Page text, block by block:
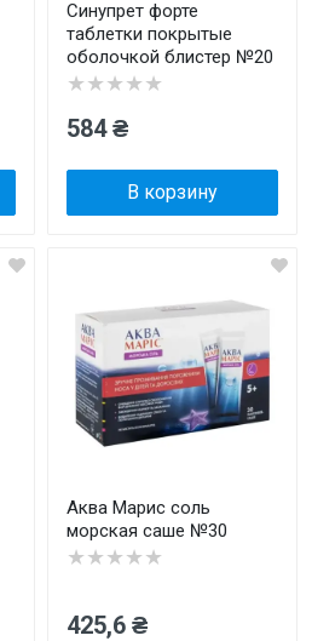
Синупрет форте
таблетки покрытые
оболочкой блистер №20
★★★★★
584 ₴
В корзину
Аква Марис соль
морская саше №30
★★★★★
425,6 ₴